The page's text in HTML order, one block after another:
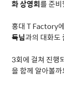
화 상영회를 준
홍대T Factory
독님과의 대화도
3회에 걸쳐 진행
을 함께 알아볼까